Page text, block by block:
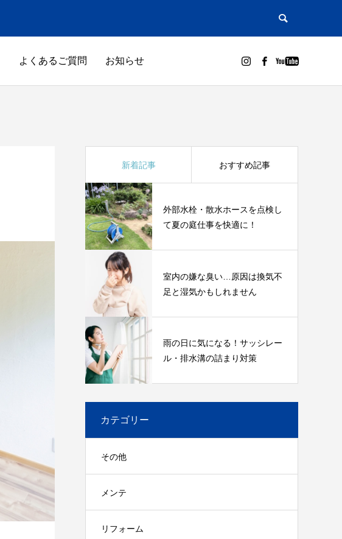
よくあるご質問 お知らせ
メーカー別取説
新着記事 おすすめ記事
外部水栓・散水ホースを点検し
て夏の庭仕事を快適に！
室内の嫌な臭い…原因は換気不
足と湿気かもしれません
雨の日に気になる！サッシレー
ル・排水溝の詰まり対策
カテゴリー
その他
メンテ
リフォーム